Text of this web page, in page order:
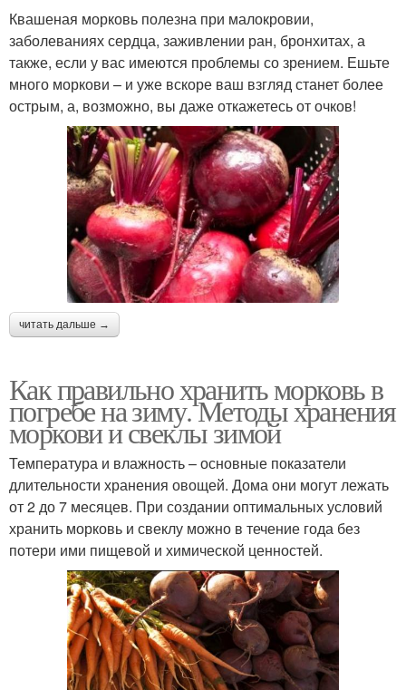
Квашеная морковь полезна при малокровии,
заболеваниях сердца, заживлении ран, бронхитах, а
также, если у вас имеются проблемы со зрением. Ешьте
много моркови – и уже вскоре ваш взгляд станет более
острым, а, возможно, вы даже откажетесь от очков!
читать дальше →
Как правильно хранить морковь в
погребе на зиму. Методы хранения
моркови и свеклы зимой
Температура и влажность – основные показатели
длительности хранения овощей. Дома они могут лежать
от 2 до 7 месяцев. При создании оптимальных условий
хранить морковь и свеклу можно в течение года без
потери ими пищевой и химической ценностей.